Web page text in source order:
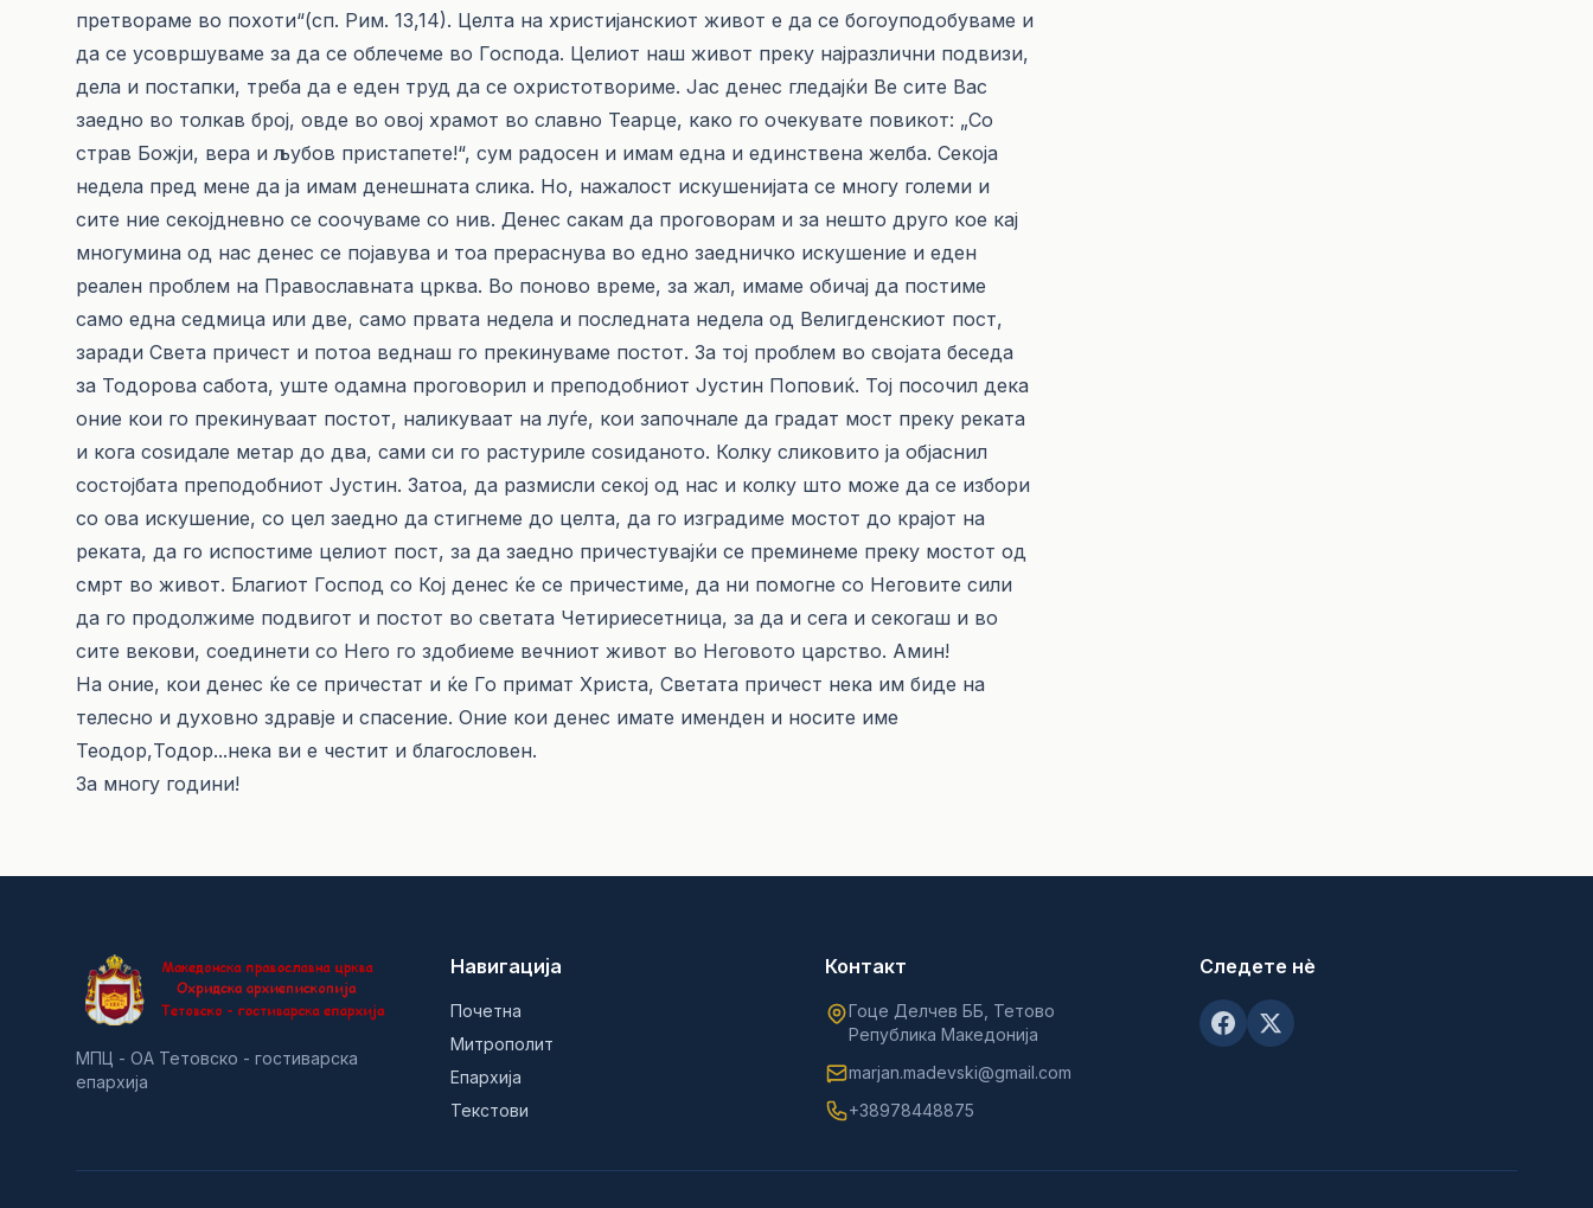
претвораме во похоти“(сп. Рим. 13,14). Целта на христијанскиот живот е да се богоуподобуваме и
да се усовршуваме за да се облечеме во Господа. Целиот наш живот преку најразлични подвизи,
дела и постапки, треба да е еден труд да се охристотвориме. Јас денес гледајќи Ве сите Вас
заедно во толкав број, овде во овој храмот во славно Теарце, како го очекувате повикот: „Со
страв Божји, вера и љубов пристапете!“, сум радосен и имам една и единствена желба. Секоја
недела пред мене да ја имам денешната слика. Но, нажалост искушенијата се многу големи и
сите ние секојдневно се соочуваме со нив. Денес сакам да проговорам и за нешто друго кое кај
многумина од нас денес се појавува и тоа прераснува во едно заедничко искушение и еден
реален проблем на Православната црква. Во поново време, за жал, имаме обичај да постиме
само една седмица или две, само првата недела и последната недела од Велигденскиот пост,
заради Света причест и потоа веднаш го прекинуваме постот. За тој проблем во својата беседа
за Тодорова сабота, уште одамна проговорил и преподобниот Јустин Поповиќ. Тој посочил дека
оние кои го прекинуваат постот, наликуваат на луѓе, кои започнале да градат мост преку реката
и кога соѕидале метар до два, сами си го растуриле соѕиданото. Колку сликовито ја објаснил
состојбата преподобниот Јустин. Затоа, да размисли секој од нас и колку што може да се избори
со ова искушение, со цел заедно да стигнеме до целта, да го изградиме мостот до крајот на
реката, да го испостиме целиот пост, за да заедно причестувајќи се преминеме преку мостот од
смрт во живот. Благиот Господ со Кој денес ќе се причестиме, да ни помогне со Неговите сили
да го продолжиме подвигот и постот во светата Четириесетница, за да и сега и секогаш и во
сите векови, соединети со Него го здобиеме вечниот живот во Неговото царство. Амин!
На оние, кои денес ќе се причестат и ќе Го примат Христа, Светата причест нека им биде на
телесно и духовно здравје и спасение. Оние кои денес имате именден и носите име
Теодор,Тодор...нека ви е честит и благословен.
За многу години!
МПЦ - ОА Тетовско - гостиварска
епархија
Навигација
Почетна
Митрополит
Епархија
Текстови
Контакт
Гоце Делчев ББ, Тетово
Република Македонија
marjan.madevski@gmail.com
+38978448875
Следете нè